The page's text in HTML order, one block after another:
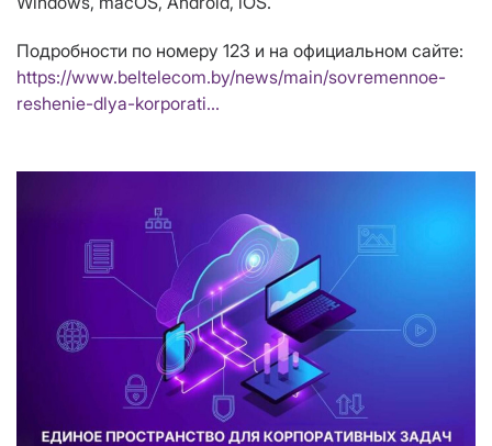
Подробности по номеру 123 и на официальном сайте:
https://www.beltelecom.by/news/main/sovremennoe-
reshenie-dlya-korporati…